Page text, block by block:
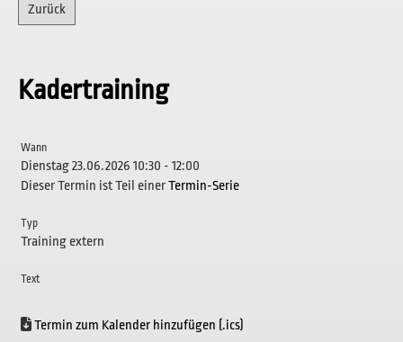
Zurück
Kadertraining
Wann
Dienstag 23.06.2026 10:30 - 12:00
Dieser Termin ist Teil einerTermin-Serie
Typ
Training extern
Text
Termin zum Kalender hinzufügen (.ics)